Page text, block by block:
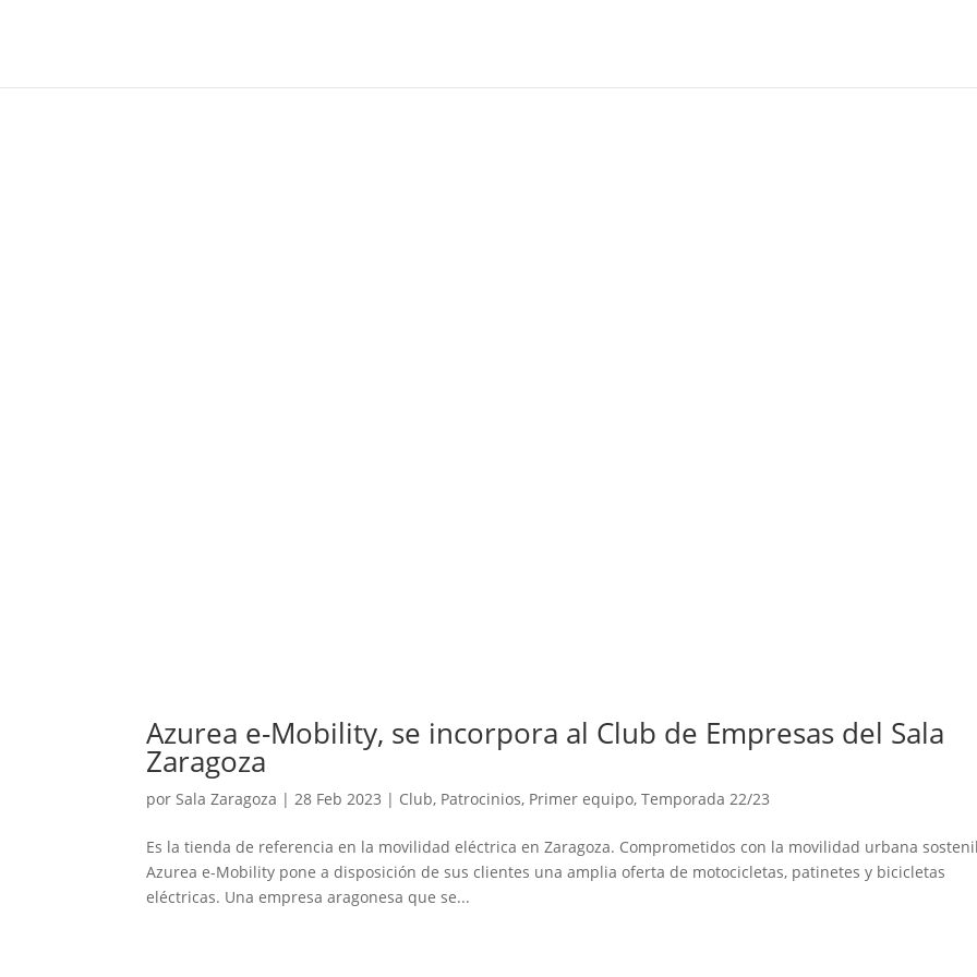
Azurea e-Mobility, se incorpora al Club de Empresas del Sala
Zaragoza
por Sala Zaragoza | 28 Feb 2023 | Club, Patrocinios, Primer equipo,Temporada 22/23
Es la tienda de referencia en la movilidad eléctrica en Zaragoza. Comprometidos con la movilidad urbana
Azurea e-Mobility pone a disposición de sus clientes una amplia oferta de motocicletas, patinetes y bicicletas
eléctricas. Una empresa aragonesa que se...